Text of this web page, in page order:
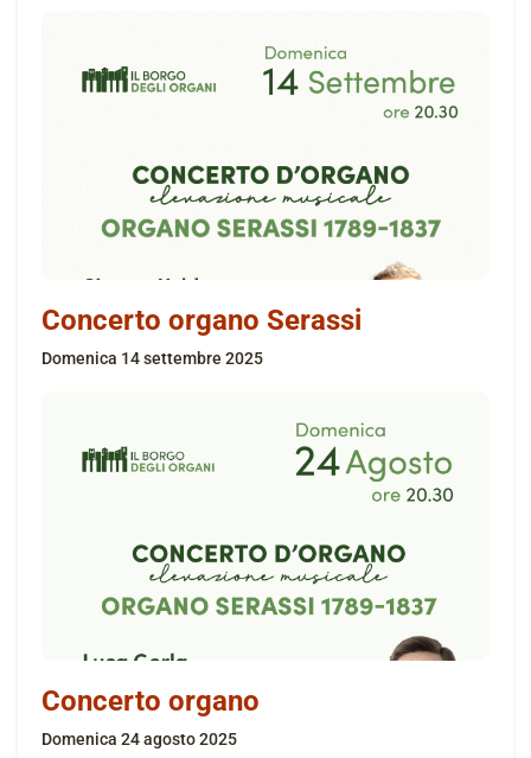
Concerto organo Serassi
domenica 14 settembre 2025
Concerto organo
domenica 24 agosto 2025